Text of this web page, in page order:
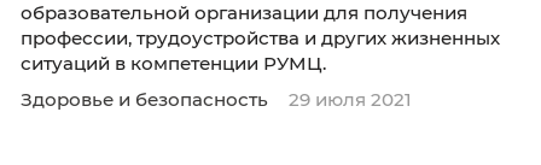
инвалидностью и лиц с ограниченными
возможностями здоровья;
– участие в организации, введении и